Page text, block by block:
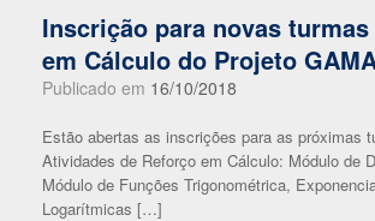
Inscrição para novas
em Cálculo do Projeto
Publicado em 16/10/2018
Estão abertas as inscrições para as próximas
Atividades de Reforço em Cálculo: Módulo de
Módulo de Funções Trigonométrica,
Logarítmicas […]